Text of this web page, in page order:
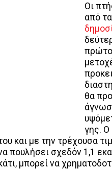
Οι
από
θα
γης. Ο
και με την τρέχουσα
πουλήσει σχεδόν 1,1
μπορεί να